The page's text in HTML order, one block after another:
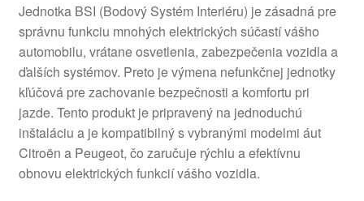
Jednotka BSI (Bodový Systém Interiéru) je zásadná pre
správnu funkciu mnohých elektrických súčastí vášho
automobilu, vrátane osvetlenia, zabezpečenia vozidla a
ďalších systémov. Preto je výmena nefunkčnej jednotky
kľúčová pre zachovanie bezpečnosti a komfortu pri
jazde. Tento produkt je pripravený na jednoduchú
inštaláciu a je kompatibilný s vybranými modelmi áut
Citroën a Peugeot, čo zaručuje rýchlu a efektívnu
obnovu elektrických funkcií vášho vozidla.